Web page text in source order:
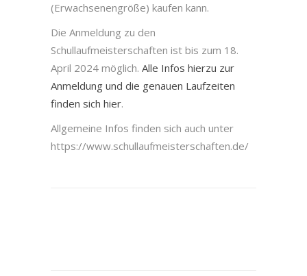
(Erwachsenengröße) kaufen kann.
Die Anmeldung zu den
Schullaufmeisterschaften ist bis zum 18.
April 2024 möglich. Alle Infos hierzu zur
Anmeldung und die genauen Laufzeiten
finden sich hier.
Allgemeine Infos finden sich auch unter
https://www.schullaufmeisterschaften.de/